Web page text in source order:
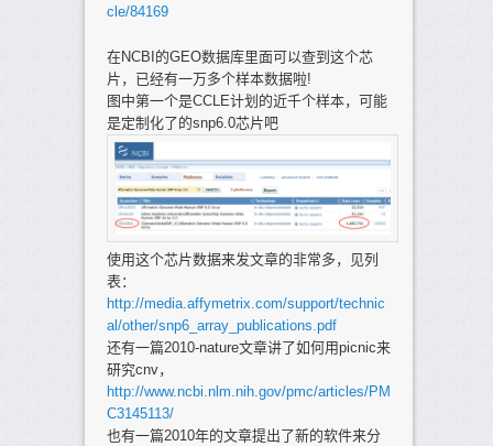
cle/84169
在NCBI的GEO数据库里面可以查到这个芯
片，已经有一万多个样本数据啦!
图中第一个是CCLE计划的近千个样本，可能
是定制化了的snp6.0芯片吧
使用这个芯片数据来发文章的非常多，见列
表：
http://media.affymetrix.com/support/technic
al/other/snp6_array_publications.pdf
还有一篇2010-nature文章讲了如何用picnic来
研究cnv，
http://www.ncbi.nlm.nih.gov/pmc/articles/PM
C3145113/
也有一篇2010年的文章提出了新的软件来分